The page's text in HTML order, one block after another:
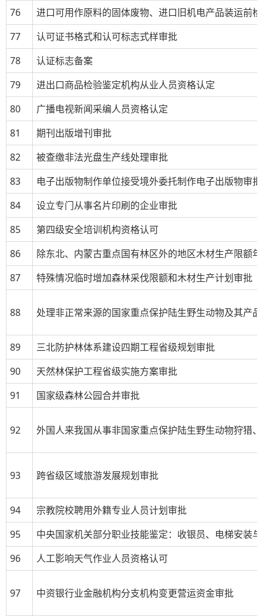
76
进口可用作原料的固体废物、进口旧机电产品装运前
77
认可证书格式和认可标志式样审批
78
认证标志备案
79
进出口商品检验鉴定机构从业人员资格认定
80
广播电视新闻采编人员资格认定
81
期刊出版增刊审批
82
被查缴非法光盘生产线处理审批
83
电子出版物制作单位接受境外委托制作电子出版物审批
84
设立专门从事名片印刷的企业审批
85
第四级安全培训机构资格认可
86
除东北、内蒙古重点国有林区外的地区木材生产限额
87
特殊情况临时增加森林采伐限额和木材生产计划审批
88 处理非正常来源的国家重点保护陆生野生动物及其产
89
三北防护林体系建设四期工程省级规划审批
90
天然林保护工程省级实施方案审批
91
国家级森林公园合并审批
92 外国人来我国从事非国家重点保护陆生野生动物狩猎
93 跨省级区域旅游发展规划审批
94
宗教院校聘用外籍专业人员计划审批
95
中央国家机关部分职业技能鉴定：收银员、电梯安装
96
人工影响天气作业人员资格认可
97 中资银行业金融机构分支机构变更营运资金审批